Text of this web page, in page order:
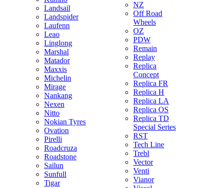
Landsail
Landspider
Laufenn
Leao
Linglong
Marshal
Matador
Maxxis
Michelin
Mirage
Nankang
Nexen
Nitto
Nokian Tyres
Ovation
Pirelli
Roadcruza
Roadstone
Sailun
Sunfull
Tigar
NZ
Off Road
Wheels
OZ
PDW
Remain
Replay
Replica
Concept
Replica FR
Replica H
Replica LA
Replica OS
Replica TD
Special Series
RST
Tech Line
Trebl
Vector
Venti
Vianor